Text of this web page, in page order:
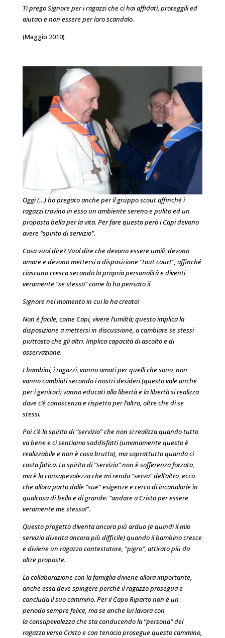
Ti prego Signore per i ragazzi che ci hai affidati, proteggili ed
aiutaci e non essere per loro scandalo.
(Maggio 2010)
Oggi (…) ho pregato anche per il gruppo scout affinché i
ragazzi trovino in esso un ambiente sereno e pulito ed un
proposta bella per la vita. Per fare questo però i Capi devono
avere “spirito di servizio”.
Cosa vuol dire? Vuol dire che devono essere umili, devono
amare e devono mettersi a disposizione “tout court”, affinché
ciascuno cresca secondo la propria personalità e diventi
veramente “se stesso” come lo ha pensato il
Signore nel momento in cui lo ha creato!
Non è facile, come Capi, vivere l’umiltà; questo implica la
disposizione a mettersi in discussione, a cambiare se stessi
piuttosto che gli altri. Implica capacità di ascolto e di
osservazione.
I bambini, i ragazzi, vanno amati per quelli che sono, non
vanno cambiati secondo i nostri desideri (questo vale anche
per i genitori) vanno educati alla libertà e la libertà si realizza
dove c’è conoscenza e rispetto per l’altro, oltreche di se
stessi.
Poi c’è lo spirito di “servizio” che non si realizza quando tutto
va bene e ci sentiamo soddisfatti (umanamente questo è
realizzabile e non è cosa brutta), ma soprattutto quando ci
costa fatica. Lo spirito di “servizio” non èsofferenza forzata,
ma è la consapevolezza che mi rendo “servo” dell’altro, ecco
che allora parto dalle “sue” esigenze e cerco di incanalarle in
qualcosa di bello e di grande: “andare a Cristo per essere
veramente me stesso!”.
Questo progetto diventa ancora più arduo (e quindi il mio
servizio diventa ancora più difficile) quando il bambino cresce
e diviene un ragazzo contestatore, “pigro”, attirato più da
altre proposte.
La collaborazione con la famiglia diviene allora importante,
anche essa deve spingere perché il ragazzo prosegua e
concluda il suo cammino. Per il Capo Riparto non è un
periodo sempre felice, ma se anche lui lavora con
laconsapevolezza che sta conducendo la “persona” del
ragazzo verso Cristo e con tenacia prosegue questo cammino,